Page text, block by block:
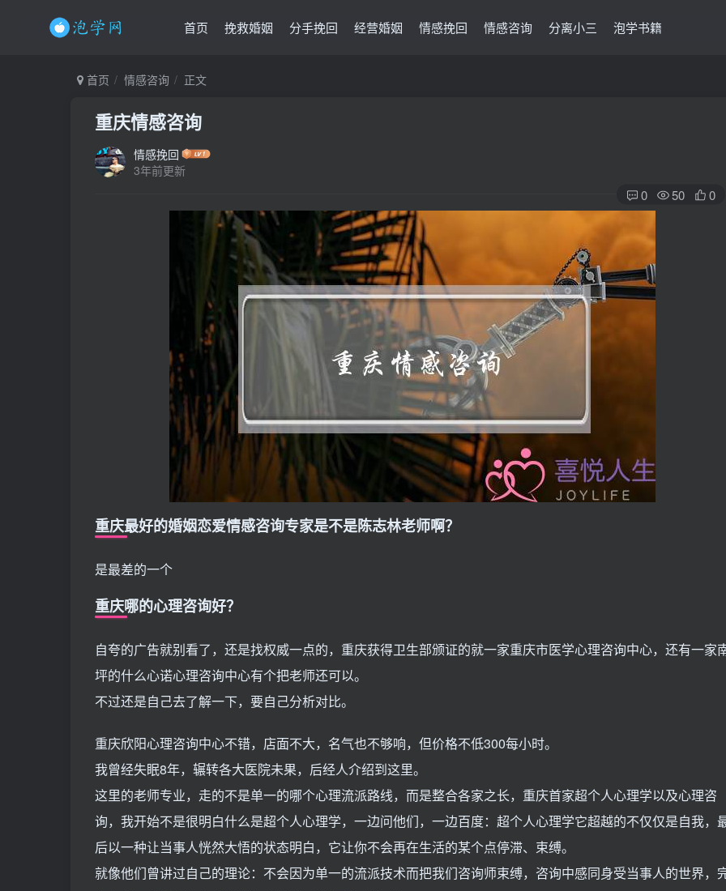
首页 挽救婚姻 分手挽回 经营婚姻 情感挽回 情感咨询 分离小三 泡学书籍
首页 情感咨询 正文
重庆情感咨询
情感挽回
3年前更新
0 50 0
重庆最好的婚姻恋爱情感咨询专家是不是陈志林老师啊？
是最差的一个
重庆哪的心理咨询好？
自夸的广告就别看了，还是找权威一点的，重庆获得卫生部颁证的就一家重庆市医学心理咨询中心，还有一家
坪的什么心诺心理咨询中心有个把老师还可以。
不过还是自己去了解一下，要自己分析对比。
重庆欣阳心理咨询中心不错，店面不大，名气也不够响，但价格不低300每小时。
我曾经失眠8年，辗转各大医院未果，后经人介绍到这里。
这里的老师专业，走的不是单一的哪个心理流派路线，而是整合各家之长，重庆首家超个人心理学以及心理咨
询，我开始不是很明白什么是超个人心理学，一边问他们，一边百度：超个人心理学它超越的不仅仅是自我，
后以一种让当事人恍然大悟的状态明白，它让你不会再在生活的某个点停滞、束缚。
就像他们曾讲过自己的理论：不会因为单一的流派技术而把我们咨询师束缚，咨询中感同身受当事人的世界，